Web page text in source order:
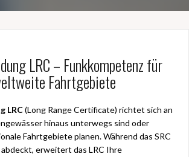
LRC – Funkkompetenz für
Fahrtgebiete
LRC(Long Range Certificate) richtet sich an
hinaus unterwegs sind oder
Fahrtgebiete planen. Während das SRC
erweitert das LRC Ihre